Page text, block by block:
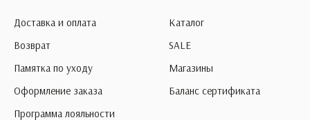
Доставка и оплата
Возврат
Памятка по уходу
Оформление заказа
Программа лояльности
Каталог
SALE
Магазины
Баланс сертификата